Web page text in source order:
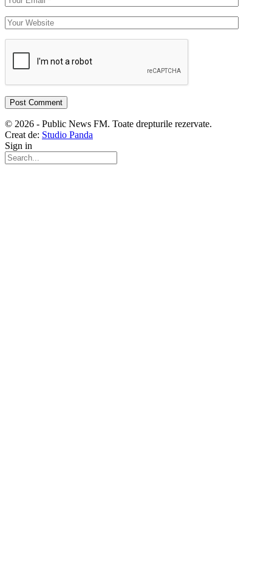
© 2026 - Public News FM. Toate drepturile rezervate.
Creat de: Studio Panda
Sign in